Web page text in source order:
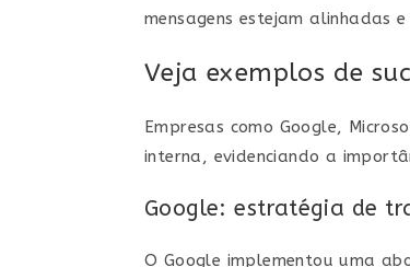
mensagens estejam
Veja exemplos de
Empresas como Google,
interna, evidenciando a
Google: estratégia de
O Google implementou uma